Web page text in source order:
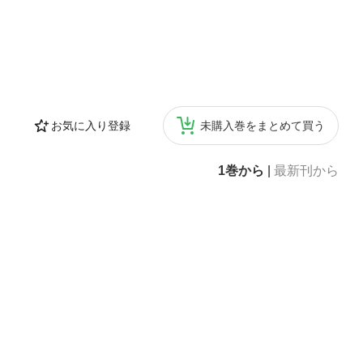
お気に入り登録 未購入巻をまとめて買う
1巻から 最新刊から